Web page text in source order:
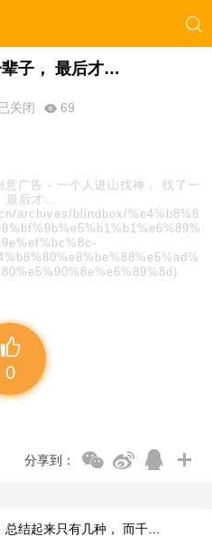
子， 最后才…
关闭 69
意广告 - 一个人进山找神， 找了一
最后才…
archives/blindbox/%e4%b8%8
0
分享到：
总结起来只有几种， 而千…